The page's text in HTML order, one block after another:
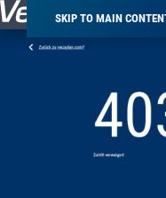
SKIP TO MAIN
Breadcrumb